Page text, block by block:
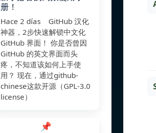
册！
Hace 2 días GitHub 汉化
神器，2步快速解锁中文化
GitHub 界面！ 你是否曾因
GitHub 的英文界面而头
疼，不知道该如何上手使
用？ 现在，通过github-
chinese这款开源（GPL-3.0
license）
📌